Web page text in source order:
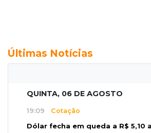
Últimas Notícias
QUINTA, 06 DE AGOSTO
19:09 Cotação
Dólar fecha em queda a R$ 5,10